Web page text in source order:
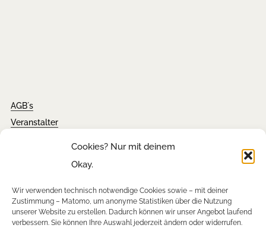
Cookies? Nur mit deinem
Okay.
Wir verwenden technisch notwendige Cookies sowie – mit deiner
Zustimmung – Matomo, um anonyme Statistiken über die Nutzung
unserer Website zu erstellen. Dadurch können wir unser Angebot laufend
verbessern. Sie können Ihre Auswahl jederzeit ändern oder widerrufen.
AGB´s
Veranstalter
Tickets
FAQ´s